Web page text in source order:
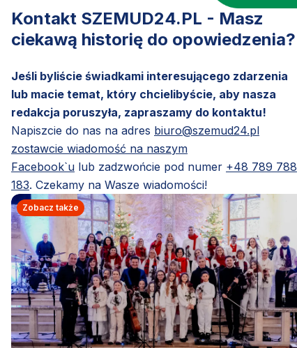
Kontakt SZEMUD24.PL - Masz
ciekawą historię do opowiedzenia?
Jeśli byliście świadkami interesującego zdarzenia
lub macie temat, który chcielibyście, aby nasza
redakcja poruszyła, zapraszamy do kontaktu!
Napiszcie do nas na adres biuro@szemud24.pl
zostawcie wiadomość na naszym
Facebook`u lub zadzwońcie pod numer +48 789 788
183. Czekamy na Wasze wiadomości!
Zobacz także